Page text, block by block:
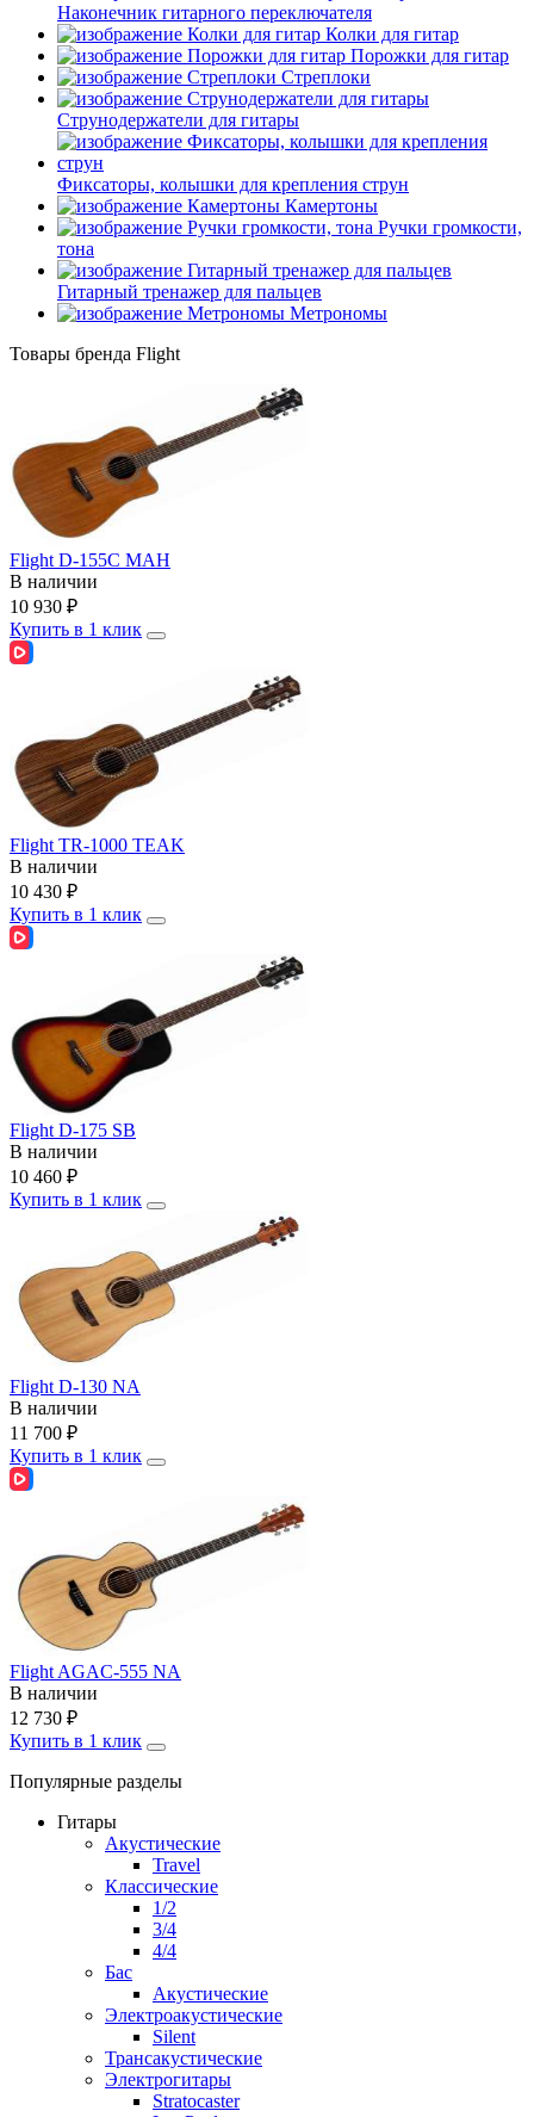
Наконечник гитарного переключателя
Колки для гитар
Порожки для гитар
Стреплоки
Струнодержатели для гитары
Фиксаторы, колышки для крепления струн
Камертоны
Ручки громкости,
тона
Гитарный тренажер для пальцев
Метрономы
Товары бренда Flight
Flight D-155C MAH
В наличии
10 930 ₽
Купить в 1 клик
Flight TR-1000 TEAK
В наличии
10 430 ₽
Купить в 1 клик
Flight D-175 SB
В наличии
10 460 ₽
Купить в 1 клик
Flight D-130 NA
В наличии
11 700 ₽
Купить в 1 клик
Flight AGAC-555 NA
В наличии
12 730 ₽
Купить в 1 клик
Популярные разделы
Гитары
Акустические
Travel
Классические
1/2
3/4
4/4
Бас
Акустические
Электроакустические
Silent
Трансакустические
Электрогитары
Stratocaster